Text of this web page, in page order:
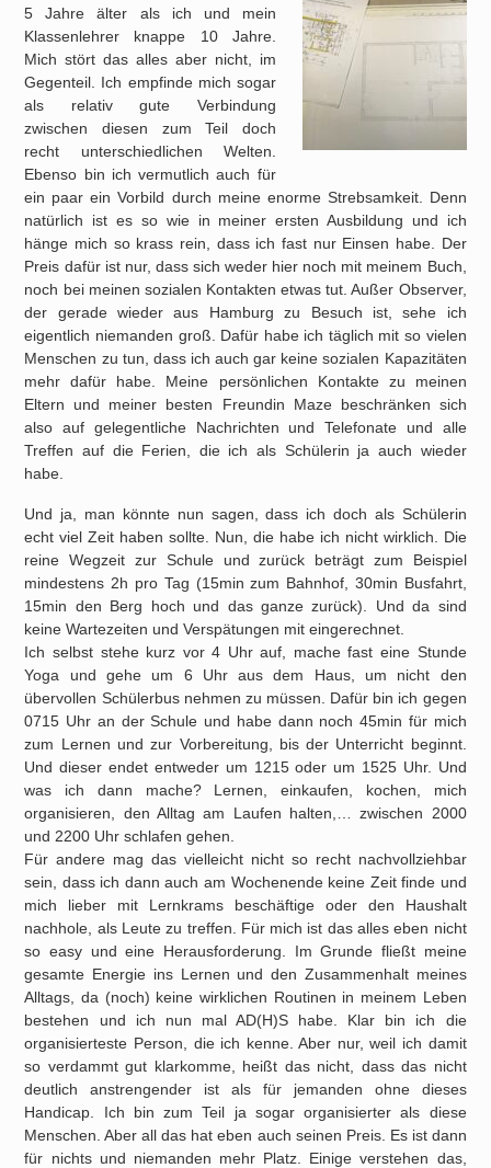
5 Jahre älter als ich und mein
Klassenlehrer knappe 10 Jahre.
Mich stört das alles aber nicht, im
Gegenteil. Ich empfinde mich sogar
als relativ gute Verbindung
zwischen diesen zum Teil doch
recht unterschiedlichen Welten.
Ebenso bin ich vermutlich auch für
ein paar ein Vorbild durch meine enorme Strebsamkeit. Denn
natürlich ist es so wie in meiner ersten Ausbildung und ich
hänge mich so krass rein, dass ich fast nur Einsen habe. Der
Preis dafür ist nur, dass sich weder hier noch mit meinem Buch,
noch bei meinen sozialen Kontakten etwas tut. Außer Observer,
der gerade wieder aus Hamburg zu Besuch ist, sehe ich
eigentlich niemanden groß. Dafür habe ich täglich mit so vielen
Menschen zu tun, dass ich auch gar keine sozialen Kapazitäten
mehr dafür habe. Meine persönlichen Kontakte zu meinen
Eltern und meiner besten Freundin Maze beschränken sich
also auf gelegentliche Nachrichten und Telefonate und alle
Treffen auf die Ferien, die ich als Schülerin ja auch wieder
habe.
Und ja, man könnte nun sagen, dass ich doch als Schülerin
echt viel Zeit haben sollte. Nun, die habe ich nicht wirklich. Die
reine Wegzeit zur Schule und zurück beträgt zum Beispiel
mindestens 2h pro Tag (15min zum Bahnhof, 30min Busfahrt,
15min den Berg hoch und das ganze zurück). Und da sind
keine Wartezeiten und Verspätungen mit eingerechnet.
Ich selbst stehe kurz vor 4 Uhr auf, mache fast eine Stunde
Yoga und gehe um 6 Uhr aus dem Haus, um nicht den
übervollen Schülerbus nehmen zu müssen. Dafür bin ich gegen
0715 Uhr an der Schule und habe dann noch 45min für mich
zum Lernen und zur Vorbereitung, bis der Unterricht beginnt.
Und dieser endet entweder um 1215 oder um 1525 Uhr. Und
was ich dann mache? Lernen, einkaufen, kochen, mich
organisieren, den Alltag am Laufen halten,… zwischen 2000
und 2200 Uhr schlafen gehen.
Für andere mag das vielleicht nicht so recht nachvollziehbar
sein, dass ich dann auch am Wochenende keine Zeit finde und
mich lieber mit Lernkrams beschäftige oder den Haushalt
nachhole, als Leute zu treffen. Für mich ist das alles eben nicht
so easy und eine Herausforderung. Im Grunde fließt meine
gesamte Energie ins Lernen und den Zusammenhalt meines
Alltags, da (noch) keine wirklichen Routinen in meinem Leben
bestehen und ich nun mal AD(H)S habe. Klar bin ich die
organisierteste Person, die ich kenne. Aber nur, weil ich damit
so verdammt gut klarkomme, heißt das nicht, dass das nicht
deutlich anstrengender ist als für jemanden ohne dieses
Handicap. Ich bin zum Teil ja sogar organisierter als diese
Menschen. Aber all das hat eben auch seinen Preis. Es ist dann
für nichts und niemanden mehr Platz. Einige verstehen das,